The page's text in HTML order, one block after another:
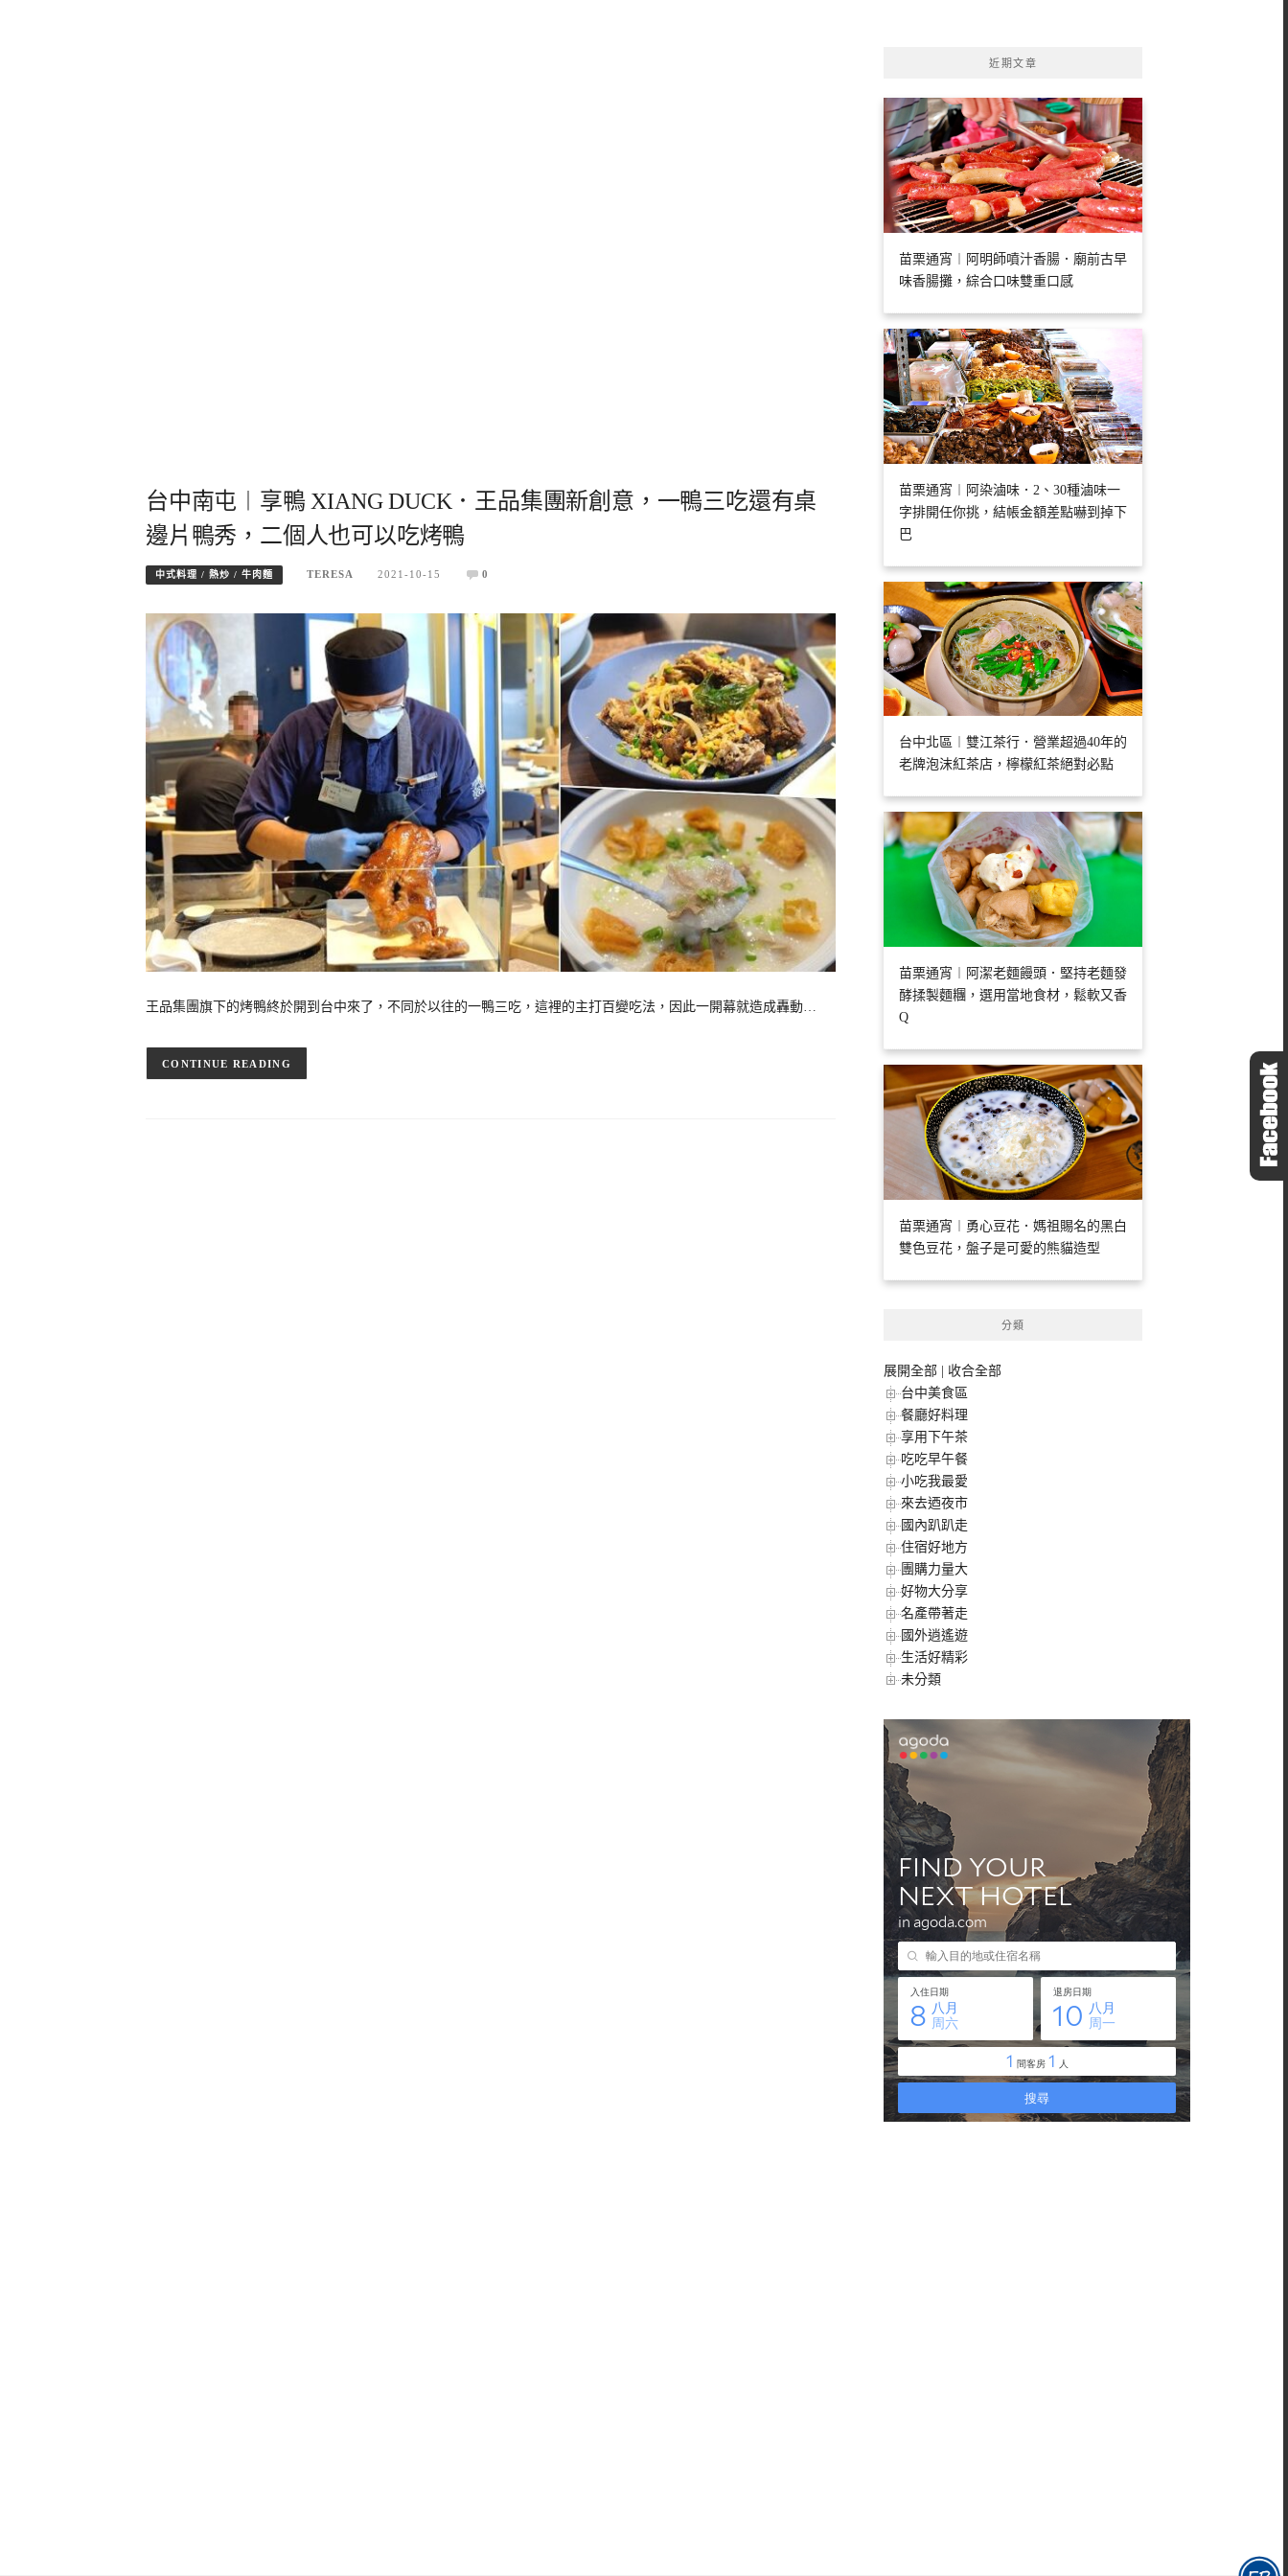
台中南屯︱享鴨 XIANG DUCK．王品集團新創意，一鴨三吃還有桌
邊片鴨秀，二個人也可以吃烤鴨
中式料理 / 熱炒 / 牛肉麵 TERESA 2021-10-15 0
王品集團旗下的烤鴨終於開到台中來了，不同於以往的一鴨三吃，這裡的主打百變吃法，因此一開幕就造成轟動…
CONTINUE READING
近期文章
苗栗通宵︱阿明師噴汁香腸．廟前古早
味香腸攤，綜合口味雙重口感
苗栗通宵︱阿染滷味．2、30種滷味一
字排開任你挑，結帳金額差點嚇到掉下
巴
台中北區︱雙江茶行．營業超過40年的
老牌泡沫紅茶店，檸檬紅茶絕對必點
苗栗通宵︱阿潔老麵饅頭．堅持老麵發
酵揉製麵糰，選用當地食材，鬆軟又香
Q
苗栗通宵︱勇心豆花．媽祖賜名的黑白
雙色豆花，盤子是可愛的熊貓造型
分類
展開全部
收合全部
台中美食區
餐廳好料理
享用下午茶
吃吃早午餐
小吃我最愛
來去迺夜市
國內趴趴走
住宿好地方
團購力量大
好物大分享
名產帶著走
國外逍遙遊
生活好精彩
未分類